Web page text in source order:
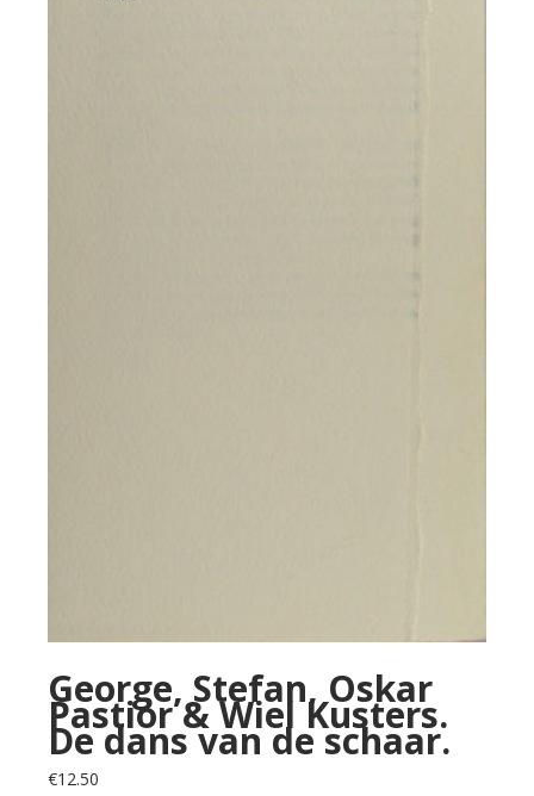
George, Stefan, Oskar
Pastior & Wiel Kusters.
De dans van de schaar.
€12.50